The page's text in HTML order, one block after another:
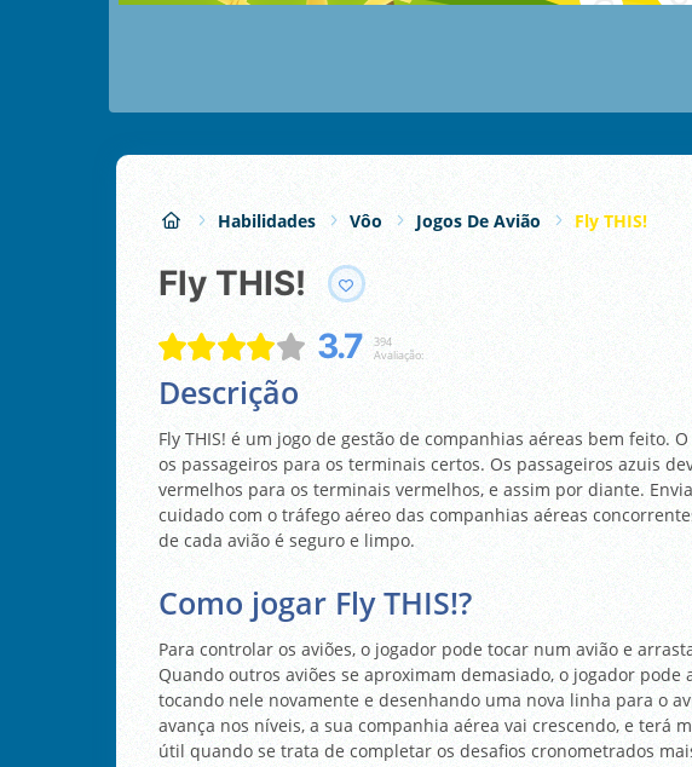
Habilidades Vôo Jogos De Avião Fly THIS!
Fly THIS!
3.7
394
Avaliação:
Descrição
Fly THIS! é um jogo de gestão de companhias aéreas bem feito.
os passageiros para os terminais certos. Os passageiros azuis
vermelhos para os terminais vermelhos, e assim por diante.
cuidado com o tráfego aéreo das companhias aéreas
de cada avião é seguro e limpo.
Como jogar Fly THIS!?
Para controlar os aviões, o jogador pode tocar num avião e
Quando outros aviões se aproximam demasiado, o jogador
tocando nele novamente e desenhando uma nova linha para o
avança nos níveis, a sua companhia aérea vai crescendo, e terá
útil quando se trata de completar os desafios cronometrados